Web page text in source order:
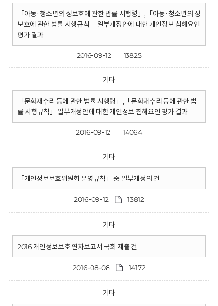
「아동·청소년의 성보호에 관한 법률 시행령」,「아동·청소년의 성
보호에 관한 법률 시행규칙」 일부개정안에 대한 개인정보 침해요인
평가 결과
2016-09-12 13825
기타
「문화재수리 등에 관한 법률 시행령」,「문화재수리 등에 관한 법
률 시행규칙」 일부개정안에 대한 개인정보 침해요인 평가 결과
2016-09-12 14064
기타
「개인정보보호위원회 운영규칙」 중 일부개정의 건
2016-09-12 13812
기타
2016 개인정보보호 연차보고서 국회 제출 건
2016-08-08 14172
기타